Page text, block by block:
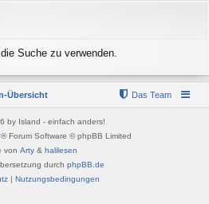
Suche zu verwenden.
Übersicht Das Team
by Island - einfach anders!
® Forum Software © phpBB Limited
von Arty & halilesen
durch phpBB.de
| Nutzungsbedingungen